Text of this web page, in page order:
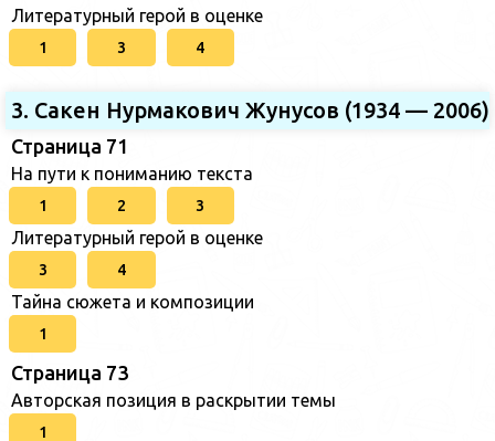
Литературный герой в оценке
1 3 4
3. Сакен Нурмакович Жунусов (1934 — 2006)
Страница 71
На пути к пониманию текста
1 2 3
Литературный герой в оценке
3 4
Тайна сюжета и композиции
1
Страница 73
Авторская позиция в раскрытии темы
1